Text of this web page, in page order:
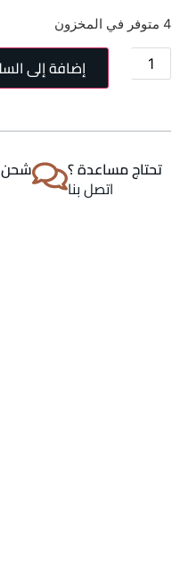
4 متوفر في المخزون
إضافة إلى
تحتاج مساعدة ؟
اتصل بنا
شحن